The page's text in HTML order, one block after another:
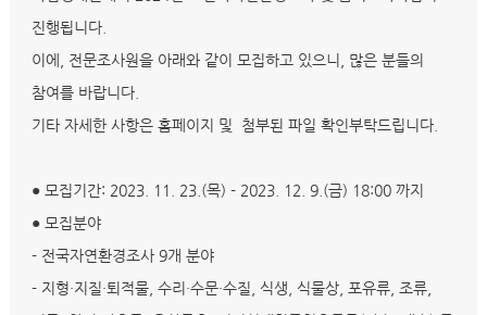
진행됩니다.
이에, 전문조사원을 아래와 같이 모집하고 있으니, 많은 분들의
참여를 바랍니다.
기타 자세한 사항은 홈페이지 및 첨부된 파일 확인부탁드립니다.
● 모집기간: 2023. 11. 23.(목) - 2023. 12. 9.(금) 18:00 까지
● 모집분야
- 전국자연환경조사 9개 분야
- 지형·지질·퇴적물, 수리·수문·수질, 식생, 식물상, 포유류, 조류,